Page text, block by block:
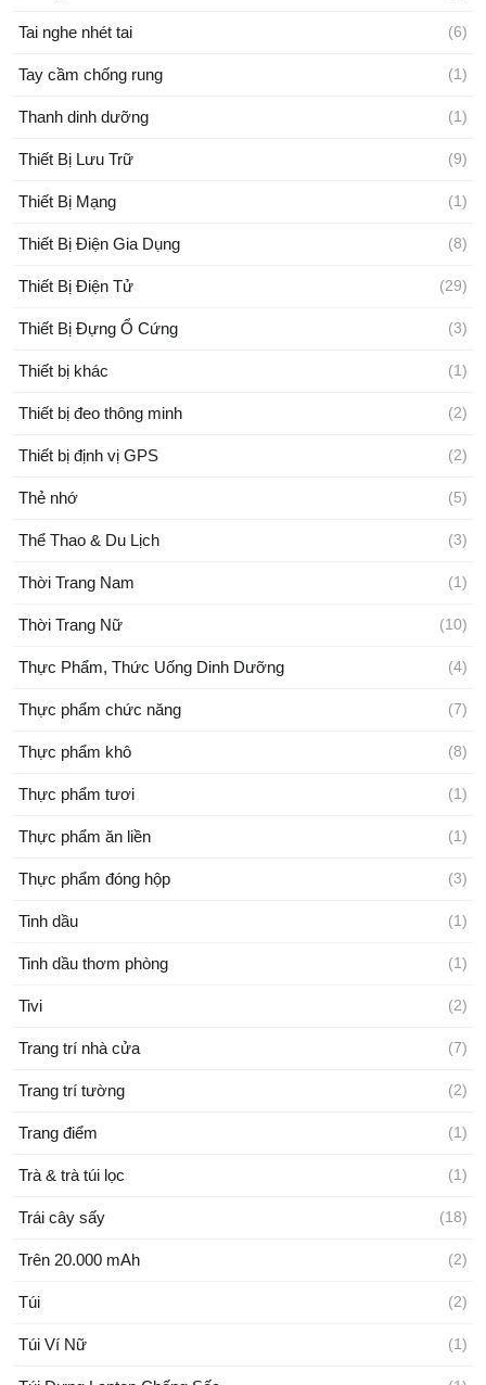
Tai nghe nhét tai (6)
Tay cầm chống rung (1)
Thanh dinh dưỡng (1)
Thiết Bị Lưu Trữ (9)
Thiết Bị Mạng (1)
Thiết Bị Điện Gia Dụng (8)
Thiết Bị Điện Tử (29)
Thiết Bị Đựng Ổ Cứng (3)
Thiết bị khác (1)
Thiết bị đeo thông minh (2)
Thiết bị định vị GPS (2)
Thẻ nhớ (5)
Thể Thao & Du Lịch (3)
Thời Trang Nam (1)
Thời Trang Nữ (10)
Thực Phẩm, Thức Uống Dinh Dưỡng (4)
Thực phẩm chức năng (7)
Thực phẩm khô (8)
Thực phẩm tươi (1)
Thực phẩm ăn liền (1)
Thực phẩm đóng hộp (3)
Tinh dầu (1)
Tinh dầu thơm phòng (1)
Tivi (2)
Trang trí nhà cửa (7)
Trang trí tường (2)
Trang điểm (1)
Trà & trà túi lọc (1)
Trái cây sấy (18)
Trên 20.000 mAh (2)
Túi (2)
Túi Ví Nữ (1)